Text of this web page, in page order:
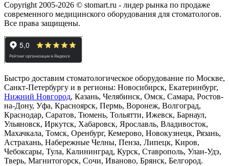
Copyright 2005-2026 © stomart.ru - лидер рынка по продаже
современного медицинского оборудования для стоматологов.
Все права защищены.
Быстро доставим стоматологическое оборудование по Москве,
Санкт-Петербургу и в регионы: Новосибирск, Екатеринбург,
Нижний Новгород, Казань, Челябинск, Омск, Самара, Ростов-
на-Дону, Уфа, Красноярск, Пермь, Воронеж, Волгоград,
Краснодар, Саратов, Тюмень, Тольятти, Ижевск, Барнаул,
Ульяновск, Иркутск, Хабаровск, Ярославль, Владивосток,
Махачкала, Томск, Оренбург, Кемерово, Новокузнецк, Рязань,
Астрахань, Набережные Челны, Пенза, Липецк, Киров,
Чебоксары, Тула, Калининград, Курск, Ставрополь, Улан-Удэ,
Тверь, Магнитогорск, Сочи, Иваново, Брянск, Белгород.